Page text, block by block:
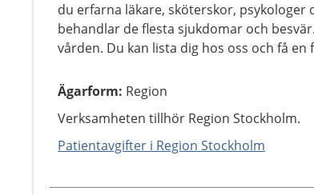
du erfarna läkare, sköterskor,
behandlar de flesta sjukdomar och
vården. Du kan lista dig hos oss och få en
Ägarform: Region
Verksamheten tillhör Region Stockholm.
Patientavgifter i Region Stockholm